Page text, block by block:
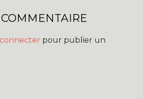
pour publier un